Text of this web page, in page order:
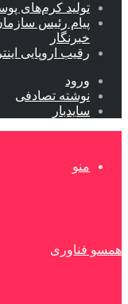
تولید کرم‌های
پیام رئیس
خبرنگار
رقیب اروپایی
ورود
نوشته تصادفی
سایدبار
منو
همسو فناوری